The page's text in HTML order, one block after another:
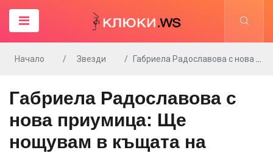
Начало Звезди Габриела Радославова с нова приумица: Ще нощувам в къщата на смъртта!
Габриела Радославова с
нова приумица: Ще
нощувам в къщата на